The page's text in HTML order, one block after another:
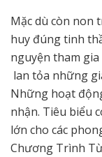
Mặc dù còn non
huy đúng tinh
nguyện tham
lan tỏa những
Những hoạt
nhận. Tiêu biểu
lớn cho các
Chương Trình